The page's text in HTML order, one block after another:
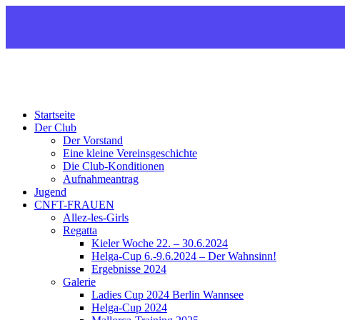
Startseite
Der Club
Der Vorstand
Eine kleine Vereinsgeschichte
Die Club-Konditionen
Aufnahmeantrag
Jugend
CNFT-FRAUEN
Allez-les-Girls
Regatta
Kieler Woche 22. – 30.6.2024
Helga-Cup 6.-9.6.2024 – Der Wahnsinn!
Ergebnisse 2024
Galerie
Ladies Cup 2024 Berlin Wannsee
Helga-Cup 2024